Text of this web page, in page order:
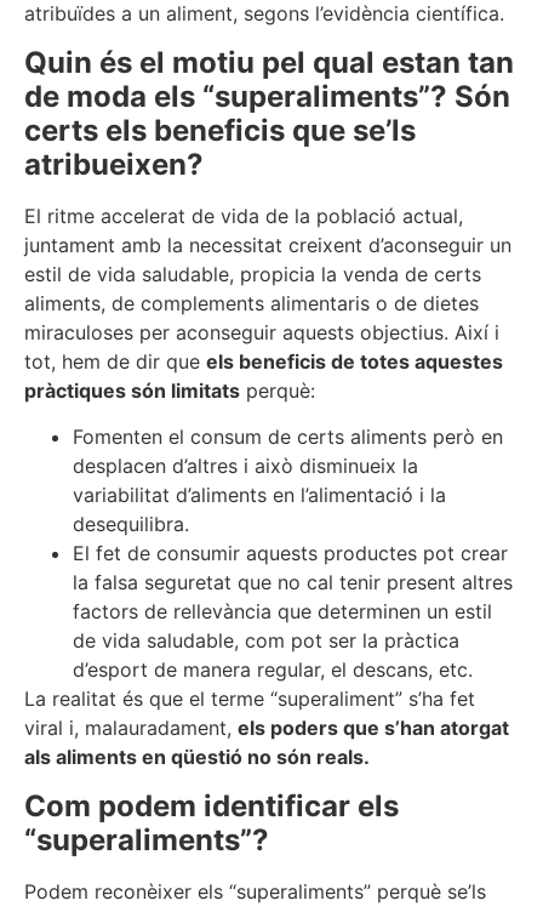
atribuïdes a un aliment, segons l’evidència científica.
Quin és el motiu pel qual estan tan
de moda els “superaliments”? Són
certs els beneficis que se’ls
atribueixen?
El ritme accelerat de vida de la població actual,
juntament amb la necessitat creixent d’aconseguir un
estil de vida saludable, propicia la venda de certs
aliments, de complements alimentaris o de dietes
miraculoses per aconseguir aquests objectius. Així i
tot, hem de dir que els beneficis de totes aquestes
pràctiques són limitats perquè:
Fomenten el consum de certs aliments però en
desplacen d’altres i això disminueix la
variabilitat d’aliments en l’alimentació i la
desequilibra.
El fet de consumir aquests productes pot crear
la falsa seguretat que no cal tenir present altres
factors de rellevància que determinen un estil
de vida saludable, com pot ser la pràctica
d’esport de manera regular, el descans, etc.
La realitat és que el terme “superaliment” s’ha fet
viral i, malauradament, els poders que s’han atorgat
als aliments en qüestió no són reals.
Com podem identificar els
“superaliments”?
Podem reconèixer els “superaliments” perquè se’ls